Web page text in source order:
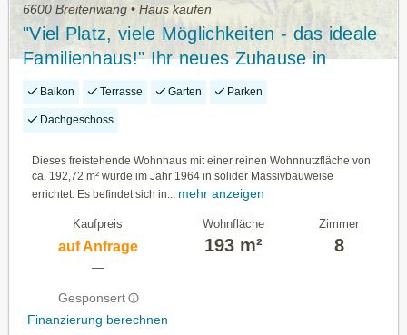
6600 Breitenwang • Haus kaufen
"Viel Platz, viele Möglichkeiten - das ideale
Familienhaus!" Ihr neues Zuhause in
Breitenwang
Balkon Terrasse Garten Parken
Dachgeschoss
Dieses freistehende Wohnhaus mit einer reinen Wohnnutzfläche von
ca. 192,72 m² wurde im Jahr 1964 in solider Massivbauweise
errichtet. Es befindet sich in... mehr anzeigen
Kaufpreis
auf Anfrage
—
Gesponsert
Finanzierung berechnen
Wohnfläche
193 m²
Zimmer
8